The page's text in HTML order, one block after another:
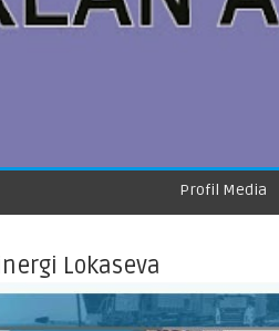
Profil Media
Lokaseva